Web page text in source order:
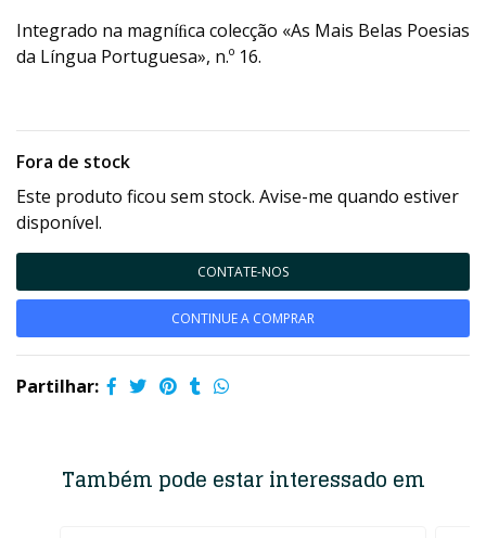
Integrado na magníﬁca colecção «As Mais Belas Poesias
da Língua Portuguesa», n.º 16.
Fora de stock
Este produto ficou sem stock. Avise-me quando estiver
disponível.
CONTATE-NOS
CONTINUE A COMPRAR
Partilhar:
Também pode estar interessado em